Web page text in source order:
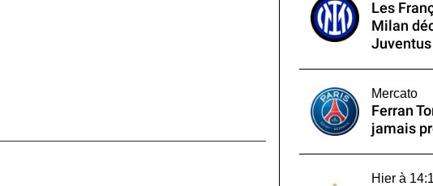
Les
Milan
Juventus
Mercato
Ferran
jamais
Hier à